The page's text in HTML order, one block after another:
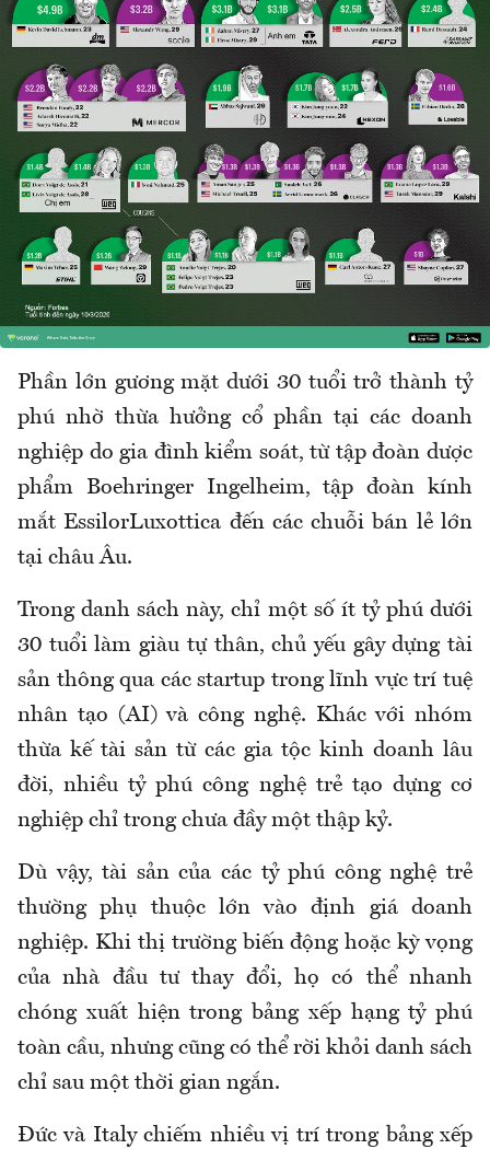
Phần lớn gương mặt dưới 30 tuổi trở thành tỷ
phú nhờ thừa hưởng cổ phần tại các doanh
nghiệp do gia đình kiểm soát, từ tập đoàn dược
phẩm Boehringer Ingelheim, tập đoàn kính
mắt EssilorLuxottica đến các chuỗi bán lẻ lớn
tại châu Âu.
Trong danh sách này, chỉ một số ít tỷ phú dưới
30 tuổi làm giàu tự thân, chủ yếu gây dựng tài
sản thông qua các startup trong lĩnh vực trí tuệ
nhân tạo (AI) và công nghệ. Khác với nhóm
thừa kế tài sản từ các gia tộc kinh doanh lâu
đời, nhiều tỷ phú công nghệ trẻ tạo dựng cơ
nghiệp chỉ trong chưa đầy một thập kỷ.
Dù vậy, tài sản của các tỷ phú công nghệ trẻ
thường phụ thuộc lớn vào định giá doanh
nghiệp. Khi thị trường biến động hoặc kỳ vọng
của nhà đầu tư thay đổi, họ có thể nhanh
chóng xuất hiện trong bảng xếp hạng tỷ phú
toàn cầu, nhưng cũng có thể rời khỏi danh sách
chỉ sau một thời gian ngắn.
Đức và Italy chiếm nhiều vị trí trong bảng xếp